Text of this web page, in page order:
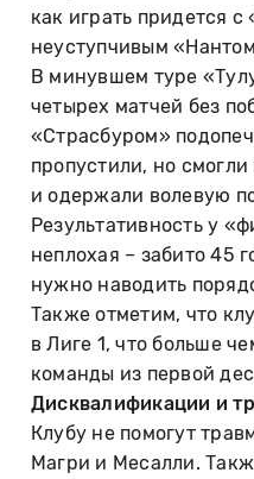
как играть придется
неуступчивым
В минувшем туре
четырех матчей без
«Страсбуром»
пропустили, но
и одержали волевую
Результативность у
неплохая – забито 45
нужно наводить
Также отметим, что
в Лиге 1, что больше
команды из первой
Дисквалификации и
Клубу не помогут
Магри и Месалли.